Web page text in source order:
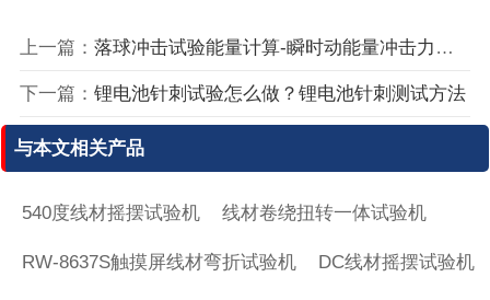
上一篇： 落球冲击试验能量计算-瞬时动能量冲击力计算公式
下一篇： 锂电池针刺试验怎么做？锂电池针刺测试方法
与本文相关产品
540度线材摇摆试验机 线材卷绕扭转一体试验机
RW-8637S触摸屏线材弯折试验机 DC线材摇摆试验机